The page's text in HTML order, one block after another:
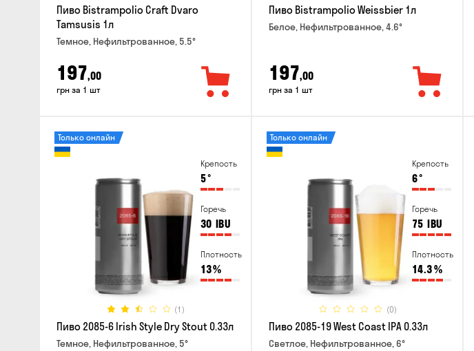
Пиво Bistrampolio Craft Dvaro
Tamsusis 1л
Темное, Нефильтрованное, 5.5°
197,00
грн за 1 шт
Пиво Bistrampolio Weissbier 1л
Белое, Нефильтрованное, 4.6°
197,00
грн за 1 шт
Крепость
5°
Горечь
30 IBU
Плотность
13%
(1)
Только онлайн
Пиво 2085-6 Irish Style Dry Stout 0.33л
Темное, Нефильтрованное, 5°
Крепость
6°
Горечь
75 IBU
Плотность
14.3%
(0)
Только онлайн
Пиво 2085-19 West Coast IPA 0.33л
Светлое, Нефильтрованное, 6°